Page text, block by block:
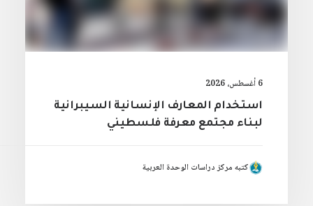
6 أغسطس، 2026
استخدام المعارف الإنسانية السيبرانية
لبناء مجتمع معرفة فلسطيني
كتبه مركز دراسات الوحدة العربية